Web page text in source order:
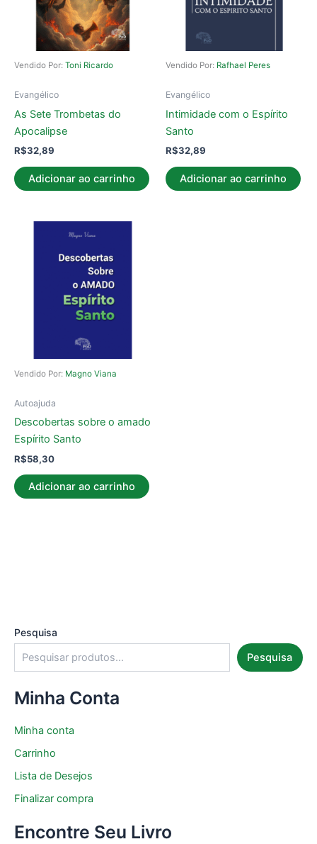
Pesquisa
Pesquisa
Minha Conta
Minha conta
Carrinho
Lista de Desejos
Finalizar compra
Encontre Seu Livro
Vendido Por: Toni Ricardo
Evangélico
As Sete Trombetas do
Apocalipse
R$32,89
Adicionar ao carrinho
Vendido Por: Rafhael Peres
Evangélico
Intimidade com o Espírito
Santo
R$32,89
Adicionar ao carrinho
Vendido Por: Magno Viana
Autoajuda
Descobertas sobre o amado
Espírito Santo
R$58,30
Adicionar ao carrinho